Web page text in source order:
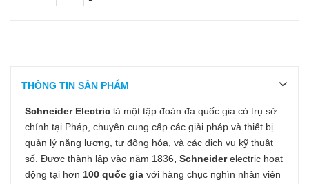
THÔNG TIN SẢN PHẨM
Schneider Electric là một tập đoàn đa quốc gia có trụ sở
chính tại Pháp, chuyên cung cấp các giải pháp và thiết bị
quản lý năng lượng, tự động hóa, và các dịch vụ kỹ thuật
số. Được thành lập vào năm 1836, Schneiderelectric hoạt
động tại hơn 100 quốc gia với hàng chục nghìn nhân viên